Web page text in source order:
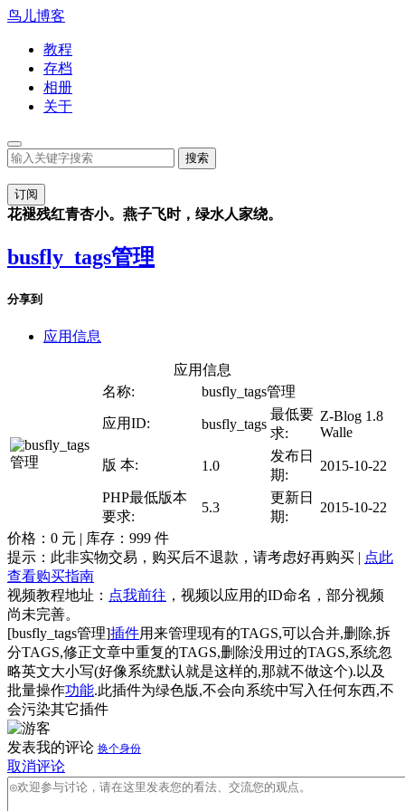
鸟儿博客
教程
存档
相册
关于
订阅
花褪残红青杏小。燕子飞时，绿水人家绕。
busfly_tags管理
分享到
应用信息
应用信息
名称:
busfly_tags管理
应用ID: busfly_tags
最低要
求:
Z-Blog 1.8
Walle
版 本: 1.0
发布日
期:
2015-10-22
PHP最低版本
要求:
5.3
更新日
期:
2015-10-22
价格： 0 元 | 库存： 999 件
提示：此非实物交易，购买后不退款，请考虑好再购买 | 点此
查看购买指南
视频教程地址： 点我前往 ，视频以应用的ID命名，部分视频
尚未完善。
[busfly_tags管理]插件用来管理现有的TAGS,可以合并,删除,拆
分TAGS,修正文章中重复的TAGS,删除没用过的TAGS,系统忽
略英文大小写(好像系统默认就是这样的,那就不做这个).以及
批量操作功能.此插件为绿色版,不会向系统中写入任何东西,不
会污染其它插件
发表我的评论 换个身份
取消评论